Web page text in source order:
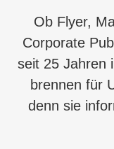
Ob Flyer,
Corporate
seit 25 Jahren
brennen für
denn sie